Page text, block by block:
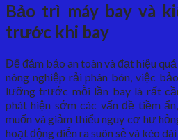
Bảo trì máy bay và
trước khi bay
Để đảm bảo an toàn và đạt hiệu
nông nghiệp rải phân bón, việc
lưỡng trước mỗi lần bay là rất
phát hiện sớm các vấn đề tiềm
muốn và giảm thiểu nguy cơ hư
hoạt động diễn ra suôn sẻ và kéo